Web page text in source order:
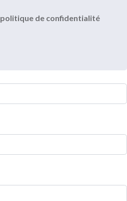
politique de confidentialité